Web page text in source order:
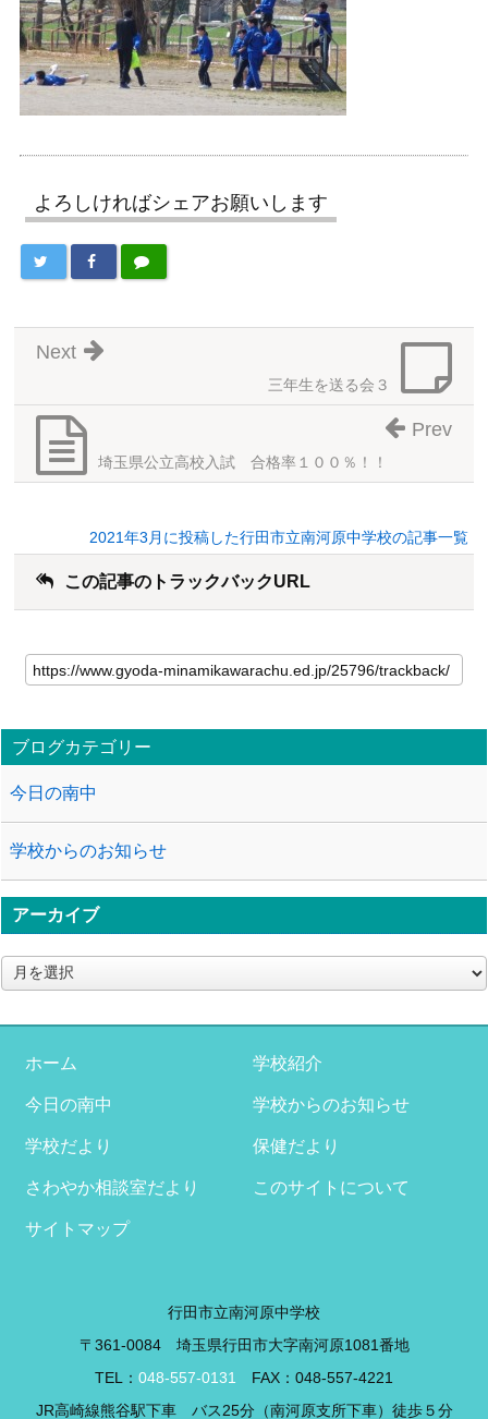
よろしければシェアお願いします
三年生を送る会３
Next
埼玉県公立高校入試 合格率１００％！！
Prev
2021年3月に投稿した行田市立南河原中学校の記事一覧
この記事のトラックバックURL
ブログカテゴリー
今日の南中
学校からのお知らせ
アーカイブ
ア
ー
イ
ホーム 学校紹介
今日の南中 学校からのお知らせ
学校だより 保健だより
さわやか相談室だより このサイトについて
サイトマップ
行田市立南河原中学校
〒361-0084 埼玉県行田市大字南河原1081番地
TEL： 048-557-0131
FAX：048-557-4221
JR高崎線熊谷駅下車 バス25分（南河原支所下車）徒歩５分